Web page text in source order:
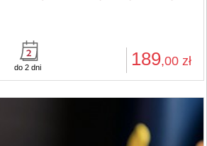
189,00 zł
do 2 dni